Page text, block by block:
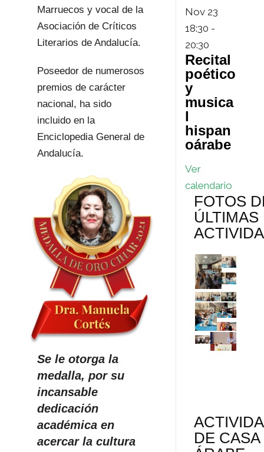
Marruecos y vocal de la
Asociación de Críticos
Literarios de Andalucía.
Poseedor de numerosos
premios de carácter
nacional, ha sido
incluido en la
Enciclopedia General de
Andalucía.
Se le otorga la
medalla, por su
incansable
dedicación
académica en
acercar la cultura
Nov 23
18:30 -
20:30
Recital
poético
y
musica
l
hispan
oárabe
Ver
calendario
FOTOS
ÚLTIMAS
DE CASA